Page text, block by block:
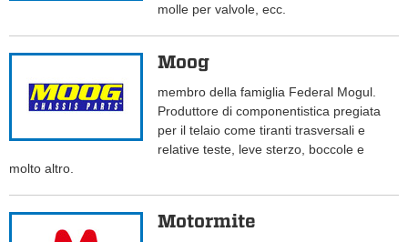
molle per valvole, ecc.
Moog
membro della famiglia Federal Mogul.
Produttore di componentistica pregiata
per il telaio come tiranti trasversali e
relative teste, leve sterzo, boccole e
molto altro.
Motormite